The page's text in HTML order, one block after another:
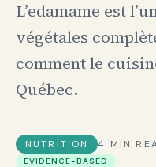
L’edamame est
végétales
comment le
Québec.
NUTRITION 4 MIN
EVIDENCE-BASED